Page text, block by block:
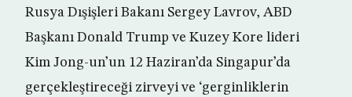
Rusya Dışişleri Bakanı Sergey Lavrov, ABD
Başkanı Donald Trump ve Kuzey Kore lideri
Kim Jong-un’un 12 Haziran’da Singapur’da
gerçekleştireceği zirveyi ve ‘gerginliklerin